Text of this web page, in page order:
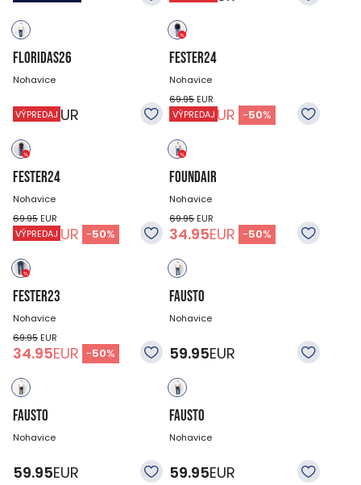
FLORIDAS26
Nohavice
59.95EUR
FESTER24
Nohavice
69.95EUR
34.95EUR -50%
VÝPREDAJ
FESTER24
Nohavice
69.95 EUR
34.95EUR -50%
VÝPREDAJ
FOUNDAIR
Nohavice
69.95EUR
34.95EUR -50%
VÝPREDAJ
FESTER23
Nohavice
69.95 EUR
34.95EUR -50%
FAUSTO
Nohavice
59.95EUR
FAUSTO
Nohavice
59.95EUR
FAUSTO
Nohavice
59.95EUR